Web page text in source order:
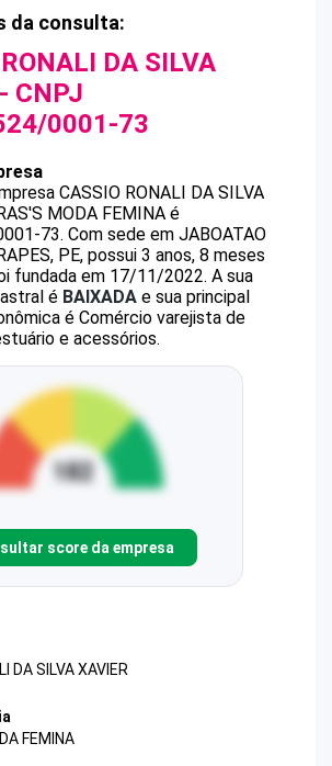
da consulta:
DA SILVA
- CNPJ
0001-73
CASSIO RONALI DA SILVA
MODA FEMINA é
73. Com sede em JABOATAO
PE, possui 3 anos, 8 meses
fundada em 17/11/2022. A sua
é BAIXADA e sua principal
é Comércio varejista de
e acessórios.
score da empresa
DA SILVA XAVIER
FEMINA